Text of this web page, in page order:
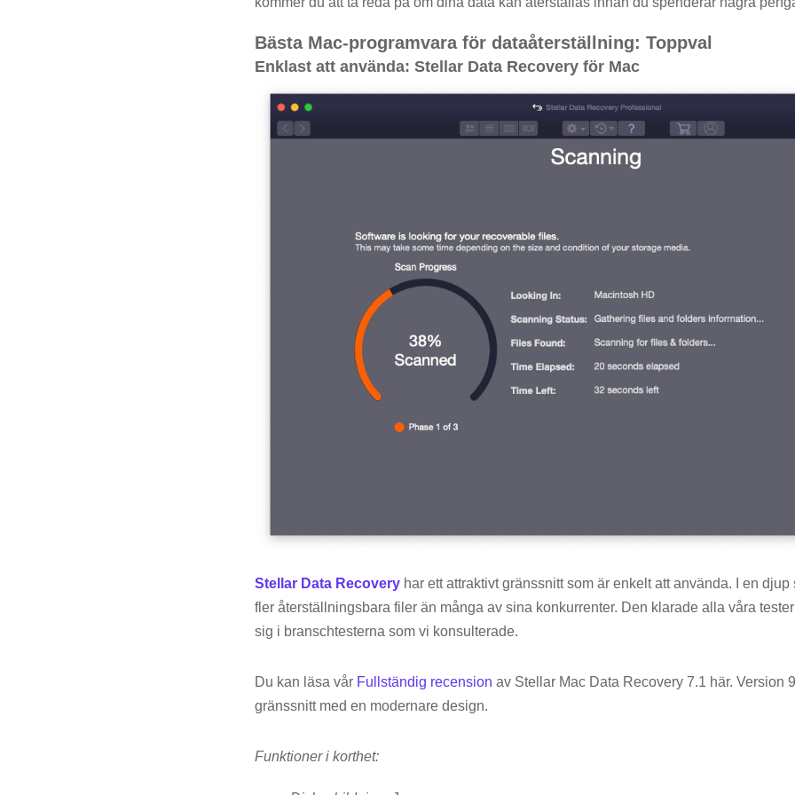
Bästa Mac-programvara för dataåterställning: Toppval
Enklast att använda: Stellar Data Recovery för Mac
Stellar Data Recovery har ett attraktivt gränssnitt som är enkelt att använda. I en
fler återställningsbara filer än många av sina konkurrenter. Den klarade alla våra
sig i branschtesterna som vi konsulterade.
Du kan läsa vår Fullständig recension av Stellar Mac Data Recovery 7.1 här. Version
gränssnitt med en modernare design.
Funktioner i korthet: